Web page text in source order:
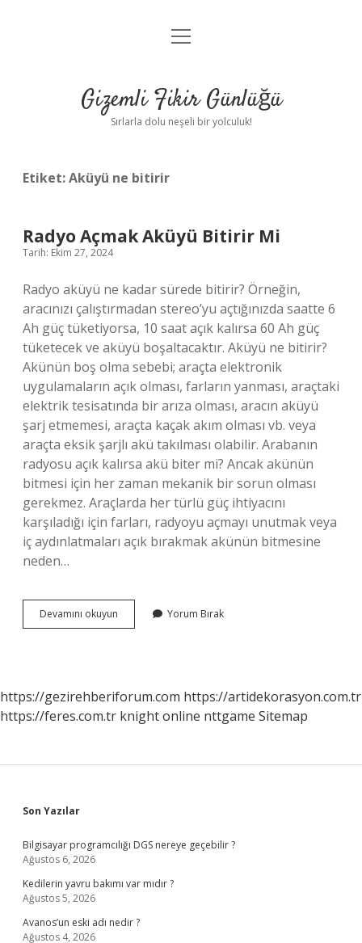
Anasayfa
Yasal Uyarı
menüyü
Gizemli Fikir Günlüğü
Sırlarla dolu neşeli bir yolculuk!
Etiket:Aküyü ne bitirir
Radyo Açmak Aküyü Bitirir Mi
Tarih: Ekim 27, 2024
Radyo aküyü ne kadar sürede bitirir? Örneğin,
aracınızı çalıştırmadan stereo’yu açtığınızda saatte 6
Ah güç tüketiyorsa, 10 saat açık kalırsa 60 Ah güç
tüketecek ve aküyü boşaltacaktır. Aküyü ne bitirir?
Akünün boş olma sebebi; araçta elektronik
uygulamaların açık olması, farların yanması, araçtaki
elektrik tesisatında bir arıza olması, aracın aküyü
şarj etmemesi, araçta kaçak akım olması vb. veya
araçta eksik şarjlı akü takılması olabilir. Arabanın
radyosu açık kalırsa akü biter mi? Ancak akünün
bitmesi için her zaman mekanik bir sorun olması
gerekmez. Araçlarda her türlü güç ihtiyacını
karşıladığı için farları, radyoyu açmayı unutmak veya
iç aydınlatmaları açık bırakmak akünün bitmesine
neden…
Devamını okuyun
Açmak
Yorum Bırak
https://gezirehberiforum.com https://artidekorasyon.com.tr
https://feres.com.tr knight online nttgame Sitemap
Sidebar
Son Yazılar
Bilgisayar programcılığı DGS nereye geçebilir ?
Ağustos 6, 2026
Kedilerin yavru bakımı var mıdır ?
Ağustos 5, 2026
Avanos’un eski adı nedir ?
Ağustos 4, 2026